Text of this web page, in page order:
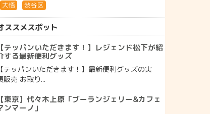
大悟 渋谷区
ススメスポット
【テッパンいただきます！】レジェンド松下が紹
する最新便利グッズ
【テッパンいただきます！】最新便利グッズの実
販売 お取り...
【東京】代々木上原「ブーランジェリー&カフェ
ンマーノ」